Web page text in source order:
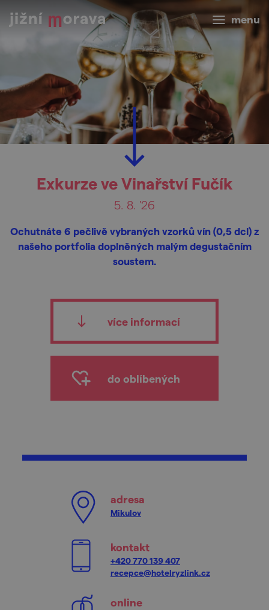
menu
Exkurze ve Vinařství Fučík
5. 8. '26
Ochutnáte 6 pečlivě vybraných vzorků vín (0,5 dcl) z
našeho portfolia doplněných malým degustačním
soustem.
více informací
do oblíbených
adresa
Mikulov
kontakt
+420 770 139 407
recepce@hotelryzlink.cz
online